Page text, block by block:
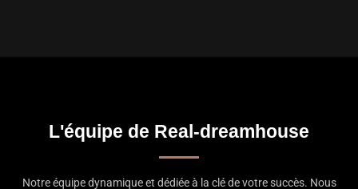
L'équipe de Real-dreamhouse
Notre équipe dynamique et dédiée à la clé de votre succès. Nous